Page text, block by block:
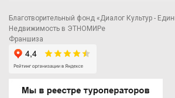
Благотворительный фонд «Диалог Культур -
Недвижимость в ЭТНОМИРе
Франшиза